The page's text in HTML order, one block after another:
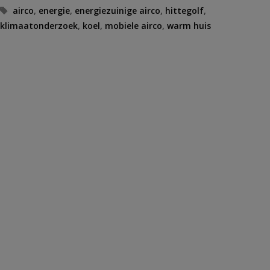
Tags
airco, energie, energiezuinige airco, hittegolf,
klimaatonderzoek, koel, mobiele airco, warm huis